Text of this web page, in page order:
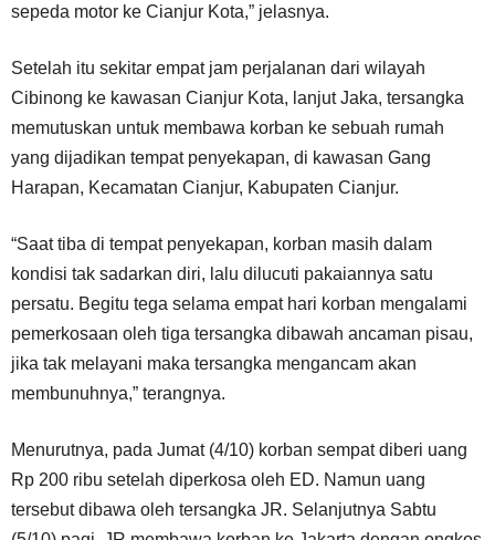
sepeda motor ke Cianjur Kota,” jelasnya.
Setelah itu sekitar empat jam perjalanan dari wilayah
Cibinong ke kawasan Cianjur Kota, lanjut Jaka, tersangka
memutuskan untuk membawa korban ke sebuah rumah
yang dijadikan tempat penyekapan, di kawasan Gang
Harapan, Kecamatan Cianjur, Kabupaten Cianjur.
“Saat tiba di tempat penyekapan, korban masih dalam
kondisi tak sadarkan diri, lalu dilucuti pakaiannya satu
persatu. Begitu tega selama empat hari korban mengalami
pemerkosaan oleh tiga tersangka dibawah ancaman pisau,
jika tak melayani maka tersangka mengancam akan
membunuhnya,” terangnya.
Menurutnya, pada Jumat (4/10) korban sempat diberi uang
Rp 200 ribu setelah diperkosa oleh ED. Namun uang
tersebut dibawa oleh tersangka JR. Selanjutnya Sabtu